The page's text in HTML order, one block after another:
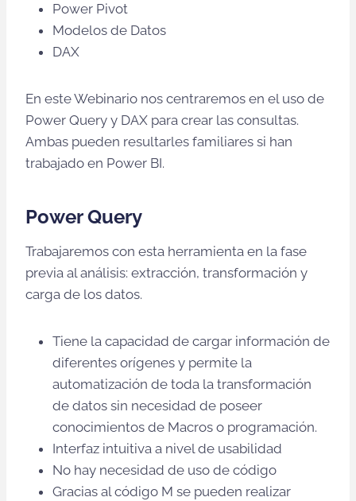
Power Pivot
Modelos de Datos
DAX
En este Webinario nos centraremos en el uso de
Power Query y DAX para crear las consultas.
Ambas pueden resultarles familiares si han
trabajado en Power BI.
Power Query
Trabajaremos con esta herramienta en la fase
previa al análisis: extracción, transformación y
carga de los datos.
Tiene la capacidad de cargar información de
diferentes orígenes y permite la
automatización de toda la transformación
de datos sin necesidad de poseer
conocimientos de Macros o programación.
Interfaz intuitiva a nivel de usabilidad
No hay necesidad de uso de código
Gracias al código M se pueden realizar